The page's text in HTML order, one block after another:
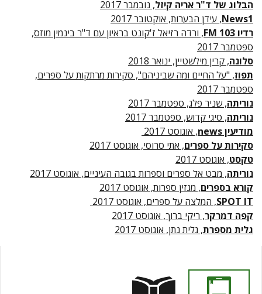
הבלוג של ד"ר אריה קיזל, נובמבר 2017
News1
, עידן הבערות, אוקטובר 2017
רדיו 103 FM
, ורדה רזיאל ז'קונט בראיון עם ד"ר בינמין מוזס,
ספטמבר 2017
סלונה, קרין מילשטיין, ינואר 2018
תפוז, "על החיים ומה שביניהם", סקירות מרתקות על ספרים,
ספטמבר 2017
נוריתה, שניר פלג, ספטמבר 2017
נוריתה, סיגי קדוש, ספטמבר 2017
מודיעין news
, אוגוסט 2017
סקירות על ספרים, אתי סרוסי, אוגוסט 2017
טקסט, אוגוסט 2017
נוריתה, מבט אל ספרים וספרות בגובה העיניים, אוגוסט 2017
קורא בספרים, מגזין ספרות, אוגוסט 2017
SPOT IT, המלצה על ספרים, אוגוסט 2017
קפה דמרקר, ריקי ברוך, אוגוסט 2017
גלית מספרת, גלית נתן, אוגוסט 2017